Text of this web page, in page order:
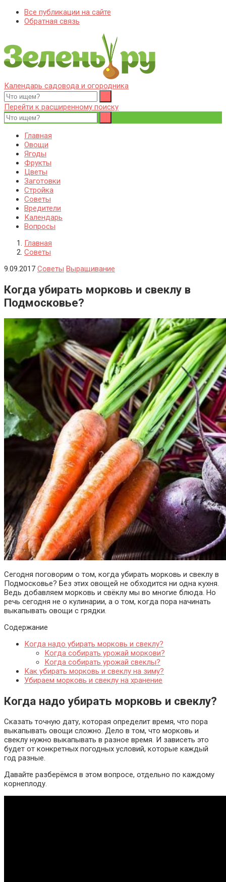
Все публикации на сайте
Обратная связь
Zelenj.ru – все про садоводство, земледелие, фермерство и
птицеводство
Особенности садоводства, земледелия, фермерства и
птицеводства. Выращивания культур, сбор и хранение урожая.
Уход за дачным участком, деревьями и кустами. Полезные
советы дачникам и садоводам
Календарь садовода и огородника
Перейти к расширенному поиску
Главная
Овощи
Ягоды
Фрукты
Цветы
Заготовки
Стройка
Советы
Вредители
Календарь
Вопросы
Главная
Советы
9.09.2017 Советы Выращивание
Когда убирать морковь и свеклу в
Подмосковье?
Сегодня поговорим о том, когда убирать морковь и свеклу в
Подмосковье? Без этих овощей не обходится ни одна кухня.
Ведь добавляем морковь и свёклу мы во многие блюда. Но
речь сегодня не о кулинарии, а о том, когда пора начинать
выкапывать овощи с грядки.
Содержание
Когда надо убирать морковь и свеклу?
Когда собирать урожай моркови?
Когда собирать урожай свеклы?
Как убирать морковь и свеклу на зиму?
Убираем морковь и свеклу на хранение
Когда надо убирать морковь и свеклу?
Сказать точную дату, которая определит время, что пора
выкапывать овощи сложно. Дело в том, что морковь и
свеклу нужно выкапывать в разное время. И зависеть это
будет от конкретных погодных условий, которые каждый
год разные.
Давайте разберёмся в этом вопросе, отдельно по каждому
корнеплоду.